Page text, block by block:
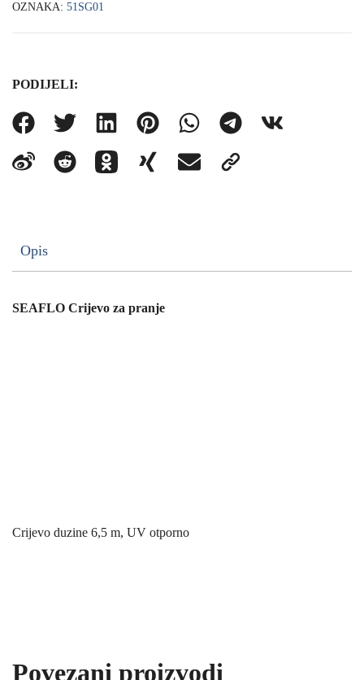
OZNAKA: 51SG01
PODIJELI:
Opis
SEAFLO Crijevo za pranje
Crijevo duzine 6,5 m, UV otporno
Povezani proizvodi